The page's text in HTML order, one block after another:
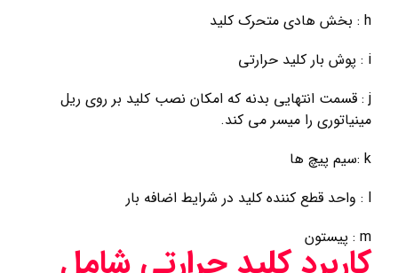
h : بخش هادی متحرک کلید
i : پوش بار کلید حرارتی
j : قسمت انتهایی بدنه که امکان نصب کلید بر روی ریل
مینیاتوری را میسر می کند.
k :سیم پیچ ها
l : واحد قطع کننده کلید در شرایط اضافه بار
m : پیستون